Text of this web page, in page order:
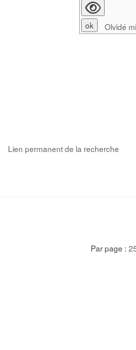
Lien permanent de la recherche
Par page :
Olvidé